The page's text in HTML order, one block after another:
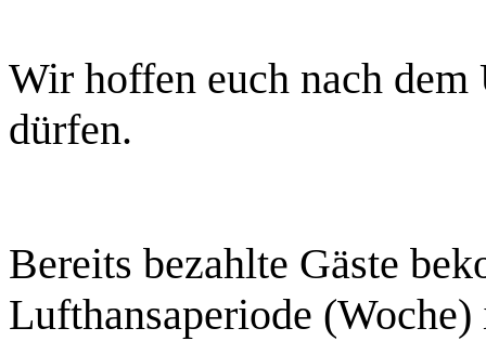
Wir hoffen euch nach dem
dürfen.
Bereits bezahlte Gäste
Lufthansaperiode